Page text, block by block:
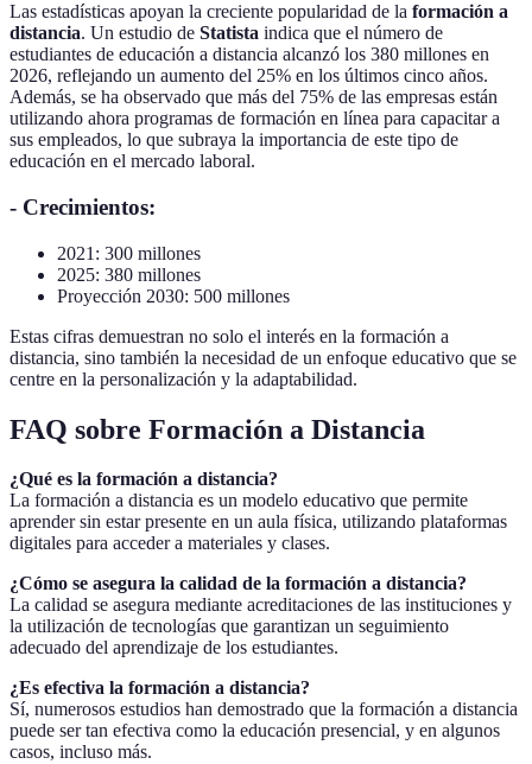
Las estadísticas apoyan la creciente popularidad de la formación a
distancia. Un estudio de Statista indica que el número de
estudiantes de educación a distancia alcanzó los 380 millones en
2026, reflejando un aumento del 25% en los últimos cinco años.
Además, se ha observado que más del 75% de las empresas están
utilizando ahora programas de formación en línea para capacitar a
sus empleados, lo que subraya la importancia de este tipo de
educación en el mercado laboral.
- Crecimientos:
2021: 300 millones
2025: 380 millones
Proyección 2030: 500 millones
Estas cifras demuestran no solo el interés en la formación a
distancia, sino también la necesidad de un enfoque educativo que se
centre en la personalización y la adaptabilidad.
FAQ sobre Formación a Distancia
¿Qué es la formación a distancia?
La formación a distancia es un modelo educativo que permite
aprender sin estar presente en un aula física, utilizando plataformas
digitales para acceder a materiales y clases.
¿Cómo se asegura la calidad de la formación a distancia?
La calidad se asegura mediante acreditaciones de las instituciones y
la utilización de tecnologías que garantizan un seguimiento
adecuado del aprendizaje de los estudiantes.
¿Es efectiva la formación a distancia?
Sí, numerosos estudios han demostrado que la formación a distancia
puede ser tan efectiva como la educación presencial, y en algunos
casos, incluso más.